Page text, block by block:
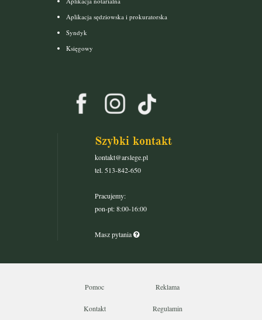
Aplikacja sędziowska i prokuratorska
Syndyk
Księgowy
Szybki kontakt
kontakt@arslege.pl
tel. 513-842-650
Pracujemy:
pon-pt: 8:00-16:00
Masz pytania
Pomoc Reklama
Kontakt Regulamin